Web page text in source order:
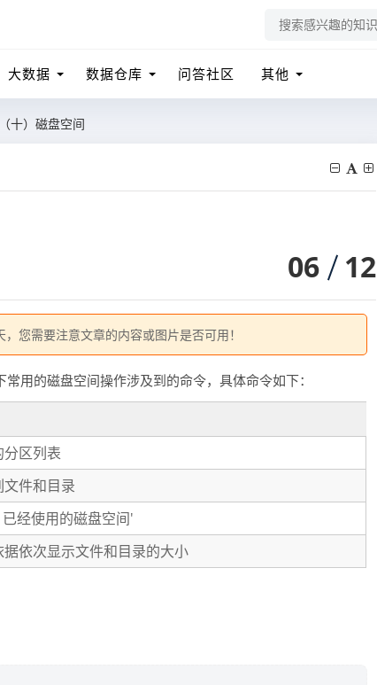
大数据 数据仓库 问答社区 其他
十）磁盘空间
06 12
，您需要注意文章的内容或图片是否可用！
用的磁盘空间操作涉及到的命令，具体命令如下：
分区列表
件和目录
经使用的磁盘空间'
依次显示文件和目录的大小